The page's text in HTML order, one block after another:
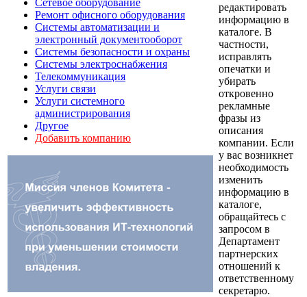
Сетевое оборудование
Ремонт офисного оборудования
Системы автоматизации и
электронный документооборот
Системы безопасности и охраны
Системы электроснабжения
Телекоммуникация
Услуги связи
Услуги системного
администрирования
Другое
Добавить компанию
редактировать
информацию в
каталоге. В
частности,
исправлять
опечатки и
убирать
откровенно
рекламные
фразы из
описания
компании. Если
у вас возникнет
необходимость
изменить
информацию в
каталоге,
обращайтесь с
запросом в
Департамент
партнерских
отношений к
ответственному
секретарю.